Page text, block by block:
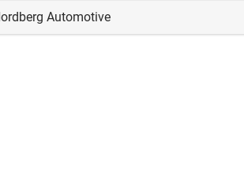
Automotive